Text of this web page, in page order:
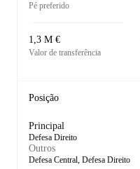
Pé preferido
1,3 M €
Valor de transferência
Posição
Principal
Defesa Direito
Outros
Defesa Central, Defesa Direito